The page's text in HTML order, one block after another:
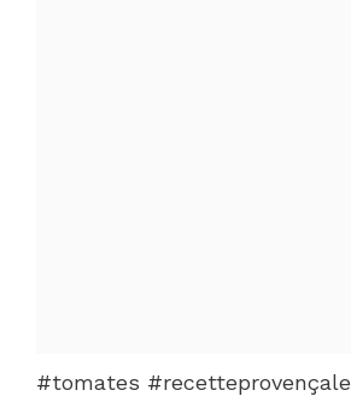
#tomates #recetteprovençale